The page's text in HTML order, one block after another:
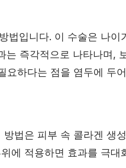
법입니다. 이 수술은 나이
는 즉각적으로 나타나며,
요하다는 점을 염두에 두
법은 피부 속 콜라겐 생
에 적용하면 효과를 극대